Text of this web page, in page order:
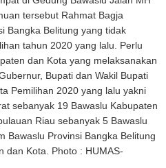
tersebut Rahmat Bagja
Bangka Belitung yang tidak
tahun 2020 yang lalu. Perlu
dan Kota yang melaksanakan
Bupati dan Wakil Bupati
Pemilihan 2020 yang lalu yakni
sebanyak 19 Bawaslu Kabupaten
Riau sebanyak 5 Bawaslu
Bawaslu Provinsi Bangka Belitung
dan Kota. Photo : HUMAS-